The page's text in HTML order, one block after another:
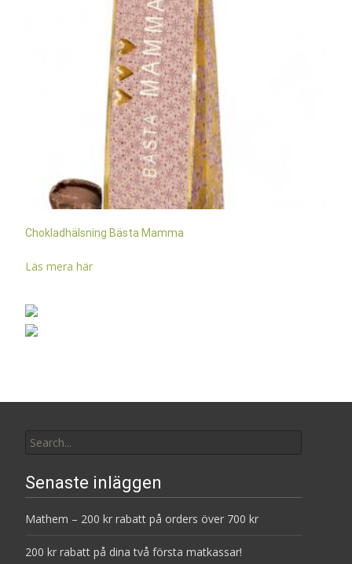
Chokladhälsning Bästa Mamma
Läs mera här
for:
Senaste inläggen
Mathem – 200 kr rabatt på orders över 700 kr
200 kr rabatt på dina två första matkassar!